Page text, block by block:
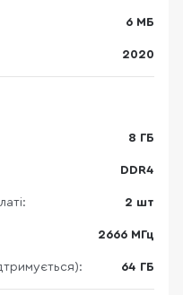
6 МБ
2020
8 ГБ
DDR4
2 шт
2666 МГц
64 ГБ